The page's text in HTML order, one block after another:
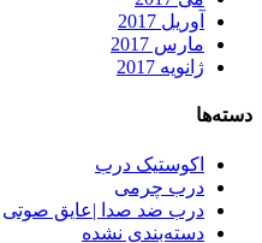
آوریل 2017
مارس 2017
ژانویه 2017
دسته‌ها
اکوستیک درب
درب چرمی
درب ضد صدا |عایق صوتی
دسته‌بندی نشده